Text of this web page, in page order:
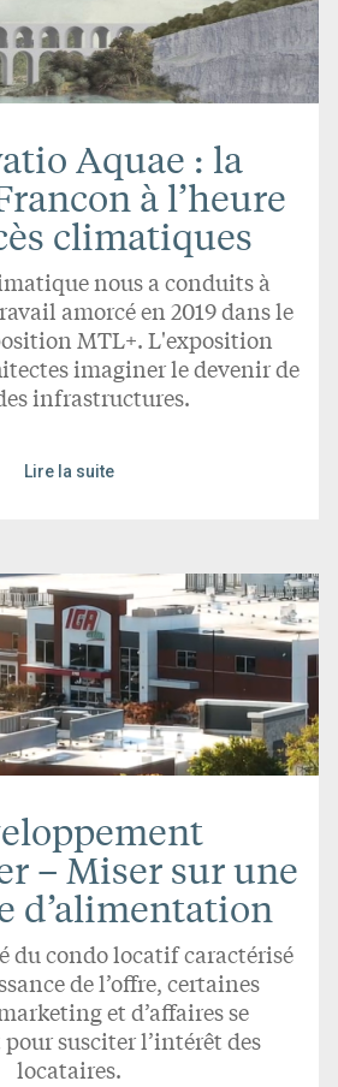
Aquae : la
à l’heure
climatiques
nous a conduits à
amorcé en 2019 dans le
MTL+. L'exposition
imaginer le devenir de
infrastructures.
Lire la suite
– Miser sur une
d’alimentation
du condo locatif caractérisé
de l’offre, certaines
et d’affaires se
susciter l’intérêt des
locataires.